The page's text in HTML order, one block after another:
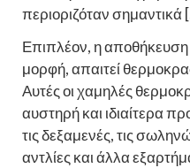
περιοριζόταν σημαντικά
Επιπλέον, η
μορφή, απαιτεί
Αυτές οι χαμηλές
αυστηρή και ιδιαίτερα
τις δεξαμενές, τις
αντλίες και άλλα